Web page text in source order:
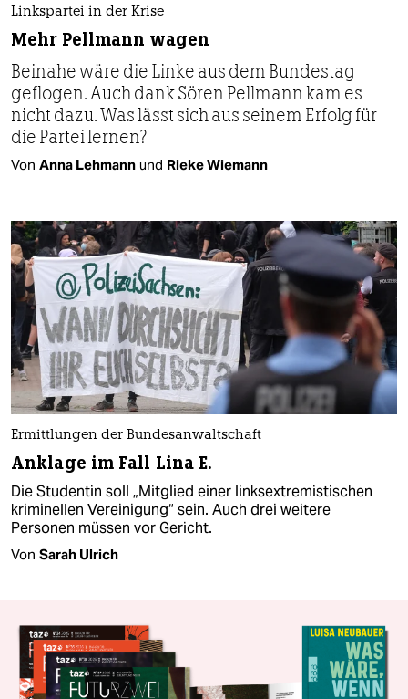
Linkspartei in der Krise
Mehr Pellmann wagen
Beinahe wäre die Linke aus dem Bundestag
geflogen. Auch dank Sören Pellmann kam es
nicht dazu. Was lässt sich aus seinem Erfolg für
die Partei lernen?
Von Anna Lehmann und Rieke Wiemann
Ermittlungen der Bundesanwaltschaft
Anklage im Fall Lina E.
Die Studentin soll „Mitglied einer linksextremistischen
kriminellen Vereinigung“ sein. Auch drei weitere
Personen müssen vor Gericht.
Von Sarah Ulrich